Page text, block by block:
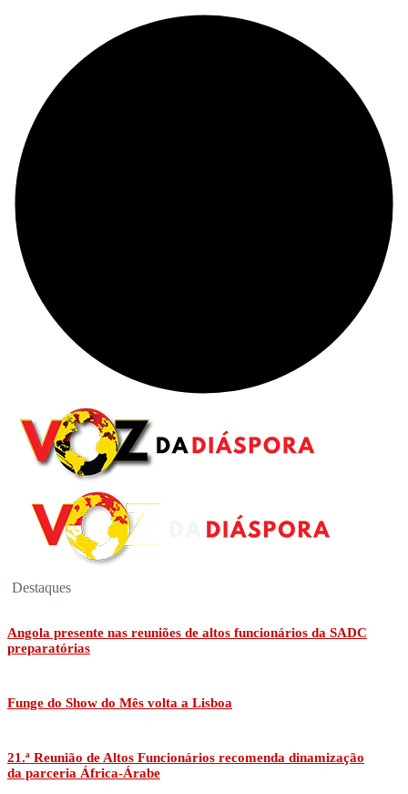
Destaques
Angola presente nas reuniões de altos funcionários da SADC
preparatórias
Funge do Show do Mês volta a Lisboa
21.ª Reunião de Altos Funcionários recomenda dinamização
da parceria África-Árabe